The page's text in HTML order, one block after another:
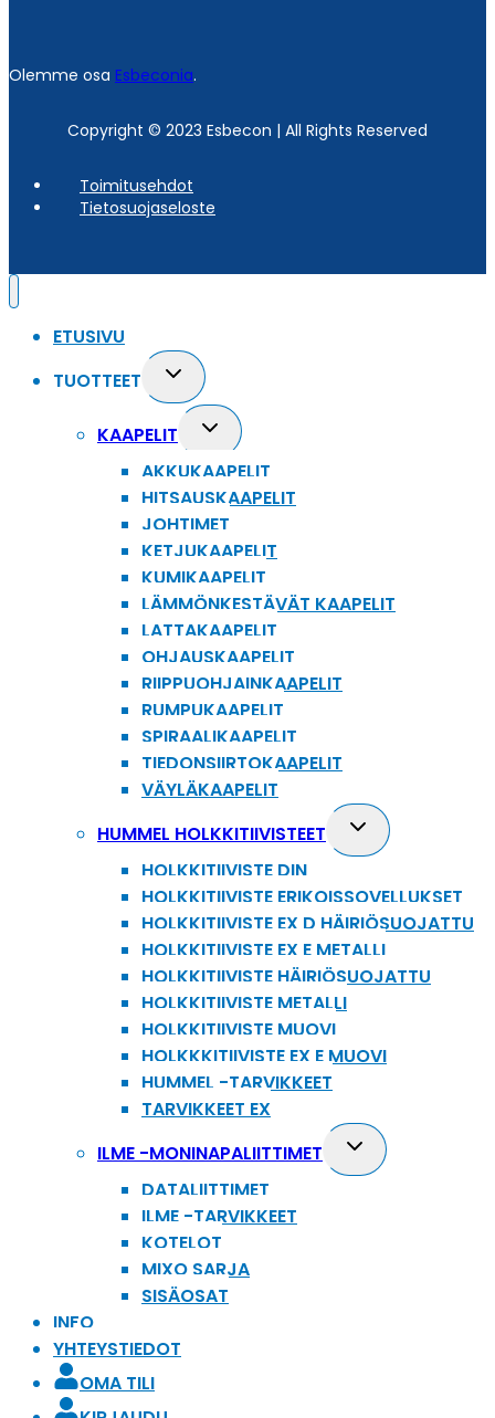
Olemme osa Esbeconia.
Copyright © 2023 Esbecon | All Rights Reserved
Toimitusehdot
Tietosuojaseloste
ETUSIVU
TUOTTEET
Toggle
child
menu
KAAPELIT
Toggle
child
menu
AKKUKAAPELIT
HITSAUSKAAPELIT
JOHTIMET
KETJUKAAPELIT
KUMIKAAPELIT
LÄMMÖNKESTÄVÄT KAAPELIT
LATTAKAAPELIT
OHJAUSKAAPELIT
RIIPPUOHJAINKAAPELIT
RUMPUKAAPELIT
SPIRAALIKAAPELIT
TIEDONSIIRTOKAAPELIT
VÄYLÄKAAPELIT
HUMMEL HOLKKITIIVISTEET
Toggle
child
HOLKKITIIVISTE DIN
HOLKKITIIVISTE ERIKOISSOVELLUKSET
HOLKKITIIVISTE EX D HÄIRIÖSUOJATTU
HOLKKITIIVISTE EX E METALLI
HOLKKITIIVISTE HÄIRIÖSUOJATTU
HOLKKITIIVISTE METALLI
HOLKKITIIVISTE MUOVI
HOLKKKITIIVISTE EX E MUOVI
HUMMEL -TARVIKKEET
TARVIKKEET EX
ILME -MONINAPALIITTIMET
Toggle
child
DATALIITTIMET
ILME -TARVIKKEET
KOTELOT
MIXO SARJA
SISÄOSAT
INFO
YHTEYSTIEDOT
OMA TILI